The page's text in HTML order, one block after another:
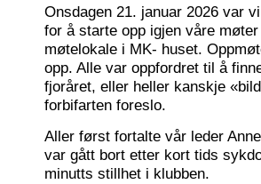
Onsdagen 21. januar 2026 var
for å starte opp igjen våre
møtelokale i MK- huset.
opp. Alle var oppfordret til å
fjoråret, eller heller kanskje
forbifarten foreslo.
Aller først fortalte vår leder
var gått bort etter kort tids
minutts stillhet i klubben.